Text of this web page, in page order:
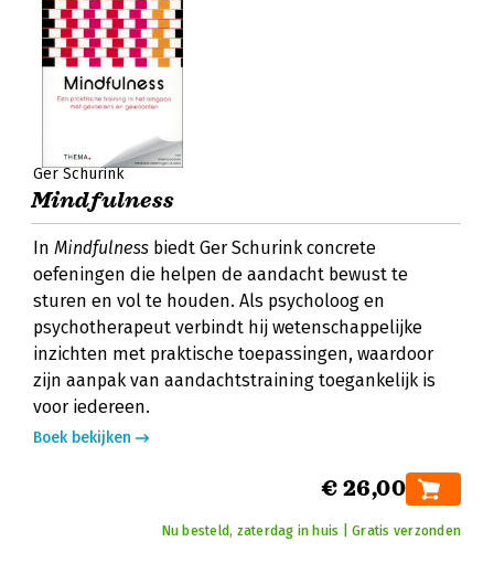
Ger Schurink
Mindfulness
In Mindfulness biedt Ger Schurink concrete
oefeningen die helpen de aandacht bewust te
sturen en vol te houden. Als psycholoog en
psychotherapeut verbindt hij wetenschappelijke
inzichten met praktische toepassingen, waardoor
zijn aanpak van aandachtstraining toegankelijk is
voor iedereen.
Boek bekijken
€ 26,00
Nu besteld, zaterdag in huis | Gratis verzonden